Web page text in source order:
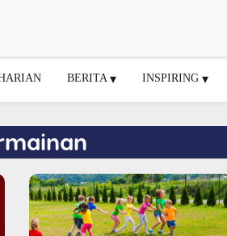
BERITA INSPIRING